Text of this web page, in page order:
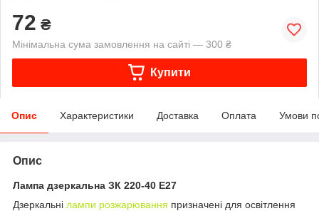
72 ₴
Мінімальна сума замовлення на сайті — 300 ₴
Купити
Опис Характеристики Доставка Оплата Умови
Опис
Лампа дзеркальна ЗК 220-40 Е27
Дзеркальні лампи розжарювання призначені для освітлення